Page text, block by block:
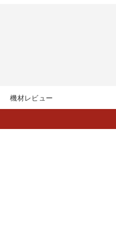
機材レビュー